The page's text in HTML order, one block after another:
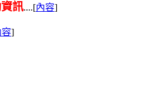
訊....[內容]
容]